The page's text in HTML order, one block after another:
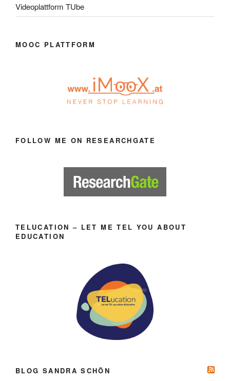
Videoplattform TUbe
MOOC PLATTFORM
FOLLOW ME ON RESEARCHGATE
TELUCATION – LET ME TEL YOU ABOUT
EDUCATION
BLOG SANDRA SCHÖN